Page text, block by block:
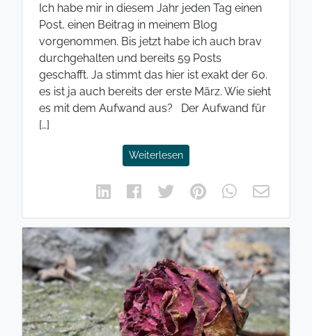
Ich habe mir in diesem Jahr jeden Tag einen
Post, einen Beitrag in meinem Blog
vorgenommen. Bis jetzt habe ich auch brav
durchgehalten und bereits 59 Posts
geschafft. Ja stimmt das hier ist exakt der 60.
es ist ja auch bereits der erste März. Wie sieht
es mit dem Aufwand aus? Der Aufwand für
[…]
Weiterlesen